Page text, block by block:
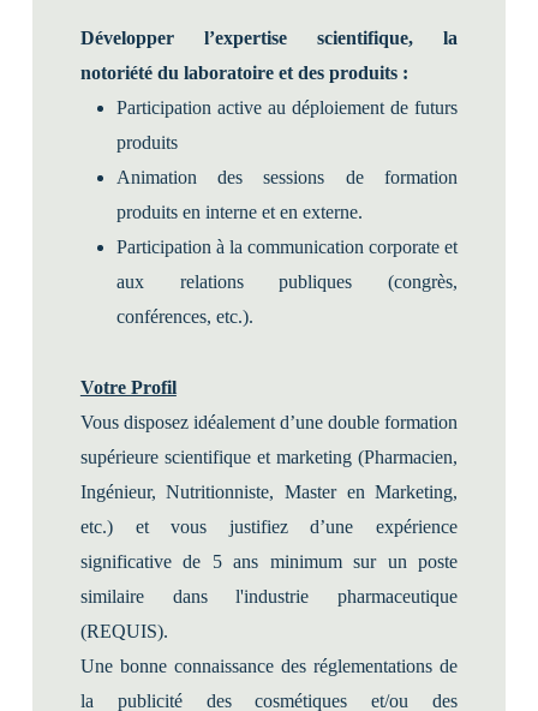
Développer l’expertise scientifique, la
notoriété du laboratoire et des produits :
Participation active au déploiement de futurs
produits
Animation des sessions de formation
produits en interne et en externe.
Participation à la communication corporate et
aux relations publiques (congrès,
conférences, etc.).
Votre Profil
Vous disposez idéalement d’une double formation
supérieure scientifique et marketing (Pharmacien,
Ingénieur, Nutritionniste, Master en Marketing,
etc.) et vous justifiez d’une expérience
significative de 5 ans minimum sur un poste
similaire dans l'industrie pharmaceutique
(REQUIS).
Une bonne connaissance des réglementations de
la publicité des cosmétiques et/ou des